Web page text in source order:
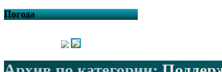
Погода